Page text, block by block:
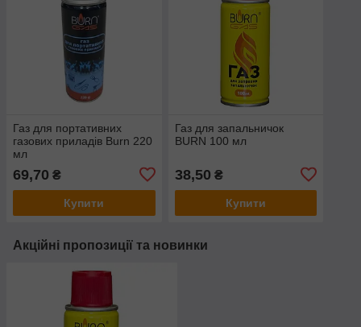
Газ для портативних
газових приладів Burn 220
мл
69,70 ₴
Купити
Газ для запальничок
BURN 100 мл
38,50 ₴
Купити
Акційні пропозиції та новинки